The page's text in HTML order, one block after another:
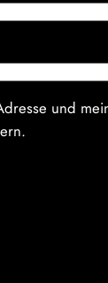
und